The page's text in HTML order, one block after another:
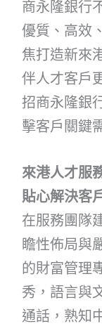
商永隆銀行
優質、高效
焦打造新來
伴人才客戶
招商永隆銀
擊客戶關鍵
來港人才服
貼心解決客
在服務團隊
瞻性佈局與
的財富管理
秀，語言與
通話，熟知